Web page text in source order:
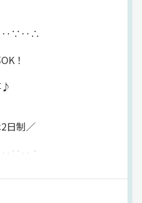
ベートを楽しめちゃいます
スタート！
！
♪
日制／
無い…